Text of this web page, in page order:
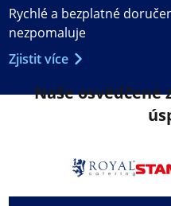
Rychlé a bezplatné
nezpomaluje
Zjistit více
Naše osvědčené